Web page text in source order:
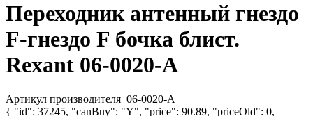
Переходник антенный гнездо
F-гнездо F бочка блист.
Rexant 06-0020-A
Артикул производителя 06-0020-A
{ "id": 37245, "canBuy": "Y", "price": 90.89, "priceOld": 0,